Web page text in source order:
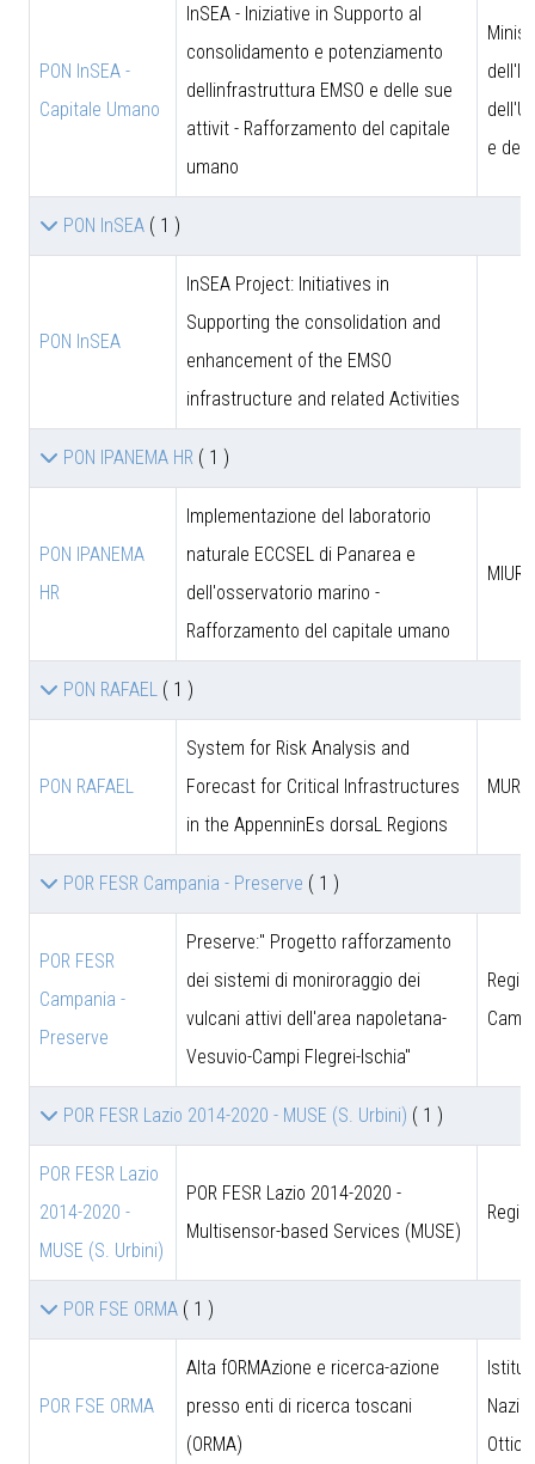
PON InSEA -
Capitale Umano
InSEA - Iniziative in Supporto al
consolidamento e potenziamento
dellinfrastruttura EMSO e delle sue
attivit - Rafforzamento del capitale
umano
e
PON InSEA ( 1 )
PON InSEA
InSEA Project: Initiatives in
Supporting the consolidation and
enhancement of the EMSO
infrastructure and related Activities
PON IPANEMA HR ( 1 )
PON IPANEMA
HR
Implementazione del laboratorio
naturale ECCSEL di Panarea e
dell'osservatorio marino -
Rafforzamento del capitale umano
MIUR
PON RAFAEL ( 1 )
PON RAFAEL
System for Risk Analysis and
Forecast for Critical Infrastructures
in the AppenninEs dorsaL Regions
MUR
POR FESR Campania - Preserve ( 1 )
POR FESR
Campania -
Preserve
Preserve:" Progetto rafforzamento
dei sistemi di moniroraggio dei
vulcani attivi dell'area napoletana-
Vesuvio-Campi Flegrei-Ischia"
POR FESR Lazio 2014-2020 - MUSE (S. Urbini) ( 1 )
POR FESR Lazio
2014-2020 -
MUSE (S. Urbini)
POR FESR Lazio 2014-2020 -
Multisensor-based Services (MUSE)
POR FSE ORMA ( 1 )
POR FSE ORMA
Alta fORMAzione e ricerca-azione
presso enti di ricerca toscani
(ORMA)
Ottica